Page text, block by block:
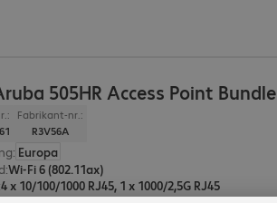
505HR Access Point Bundle
Fabrikant-nr.:
R3V56A
: Europa
:Wi-Fi 6 (802.11ax)
:4 x 10/100/1000 RJ45, 1 x 1000/2,5G RJ45